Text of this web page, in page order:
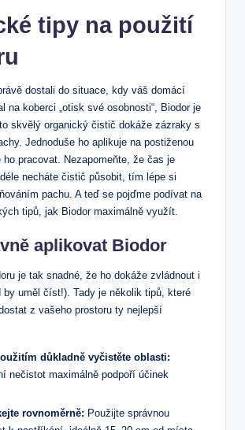
tipy na použití
dostali do situace, kdy váš domácí
na koberci „otisk své osobnosti“, Biodor je
skvělý organický čistič dokáže zázraky s
Jednoduše ho aplikuje na postiženou
ho pracovat. Nezapomeňte, že čas je
necháte čistič působit, tím lépe si
pachu. A teď se pojďme podívat na
tipů, jak Biodor maximálně využít.
aplikovat Biodor
je tak snadné, že ho dokáže zvládnout i
by uměl číst!). Tady je několik tipů, které
z vašeho prostoru ty nejlepší
důkladně vyčistěte oblasti:
nečistot maximálně podpoří účinek
rovnoměrně: Použijte správnou